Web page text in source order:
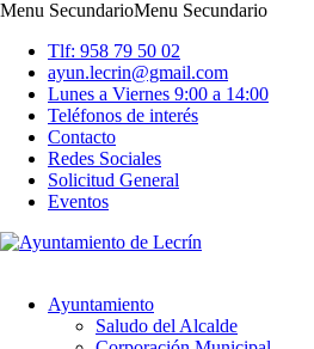
Menu SecundarioMenu Secundario
Tlf: 958 79 50 02
ayun.lecrin@gmail.com
Lunes a Viernes 9:00 a 14:00
Teléfonos de interés
Contacto
Redes Sociales
Solicitud General
Eventos
Ayuntamiento
Saludo del Alcalde